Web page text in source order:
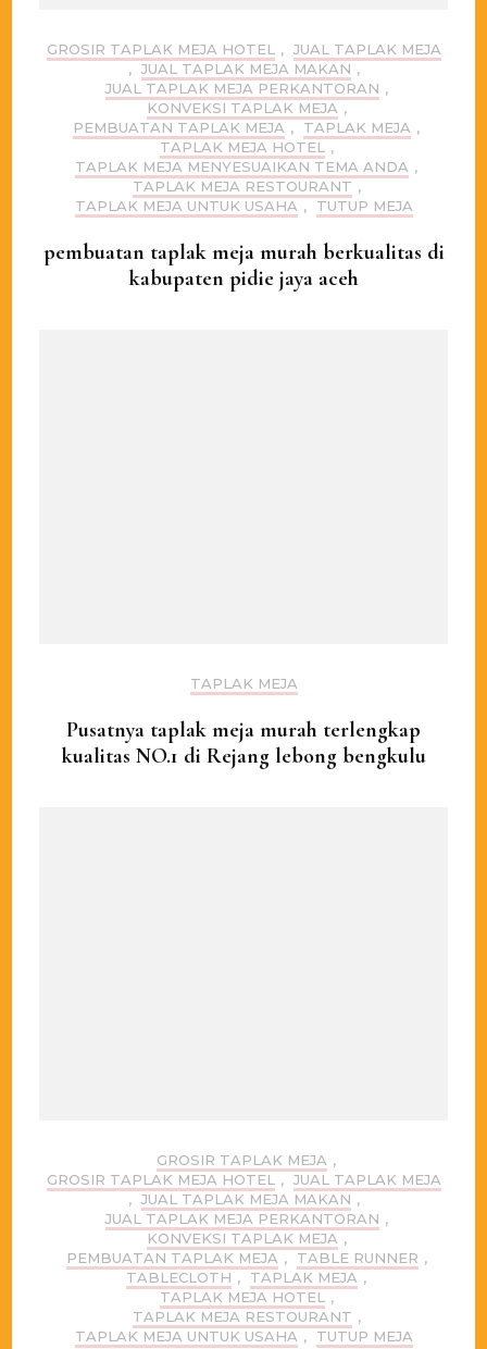
GROSIR TAPLAK MEJA HOTEL , JUAL TAPLAK MEJA
, JUAL TAPLAK MEJA MAKAN ,
JUAL TAPLAK MEJA PERKANTORAN ,
KONVEKSI TAPLAK MEJA ,
PEMBUATAN TAPLAK MEJA , TAPLAK MEJA ,
TAPLAK MEJA HOTEL ,
TAPLAK MEJA MENYESUAIKAN TEMA ANDA ,
TAPLAK MEJA RESTOURANT ,
TAPLAK MEJA UNTUK USAHA , TUTUP MEJA
pembuatan taplak meja murah berkualitas di
kabupaten pidie jaya aceh
TAPLAK MEJA
Pusatnya taplak meja murah terlengkap
kualitas NO.1 di Rejang lebong bengkulu
GROSIR TAPLAK MEJA ,
GROSIR TAPLAK MEJA HOTEL
, JUAL TAPLAK MEJA
, JUAL TAPLAK MEJA MAKAN ,
JUAL TAPLAK MEJA PERKANTORAN ,
KONVEKSI TAPLAK MEJA ,
PEMBUATAN TAPLAK MEJA , TABLE RUNNER ,
TABLECLOTH , TAPLAK MEJA ,
TAPLAK MEJA HOTEL
,
TAPLAK MEJA RESTOURANT ,
TAPLAK MEJA UNTUK USAHA , TUTUP MEJA